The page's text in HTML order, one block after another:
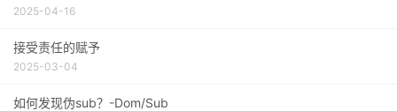
2025-04-16
接受责任的赋予
2025-03-04
如何发现伪sub？-Dom/Sub